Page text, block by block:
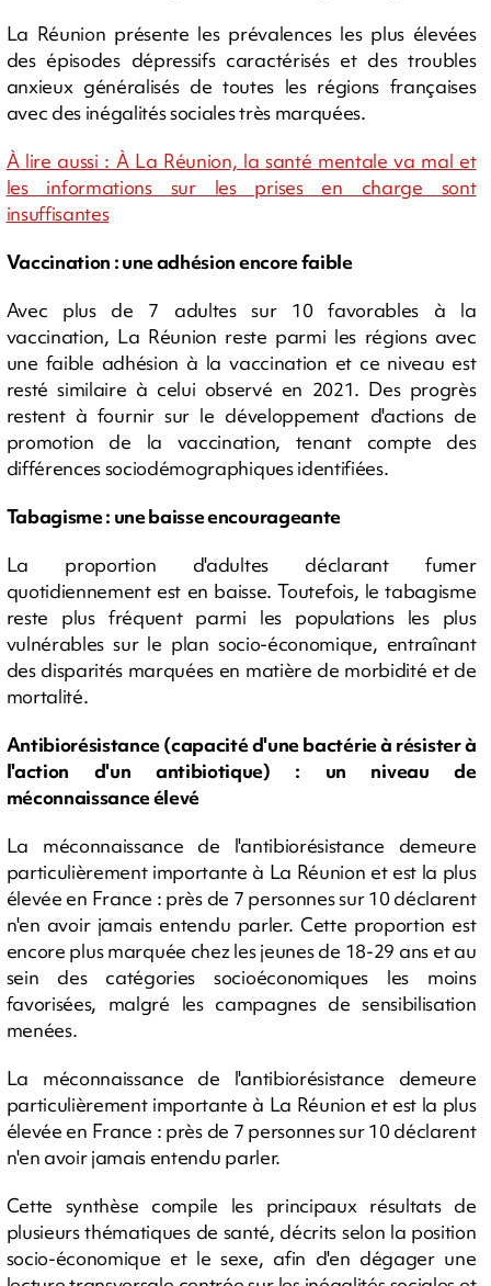
La Réunion présente les prévalences les plus élevées
des épisodes dépressifs caractérisés et des troubles
anxieux généralisés de toutes les régions françaises
avec des inégalités sociales très marquées.
À lire aussi : À La Réunion, la santé mentale va mal et
les informations sur les prises en charge sont
insuffisantes
Vaccination : une adhésion encore faible
Avec plus de 7 adultes sur 10 favorables à la
vaccination, La Réunion reste parmi les régions avec
une faible adhésion à la vaccination et ce niveau est
resté similaire à celui observé en 2021. Des progrès
restent à fournir sur le développement d'actions de
promotion de la vaccination, tenant compte des
différences sociodémographiques identifiées.
Tabagisme : une baisse encourageante
La proportion d'adultes déclarant fumer
quotidiennement est en baisse. Toutefois, le tabagisme
reste plus fréquent parmi les populations les plus
vulnérables sur le plan socio-économique, entraînant
des disparités marquées en matière de morbidité et de
mortalité.
Antibiorésistance (capacité d'une bactérie à résister à
l'action d'un antibiotique) : un niveau de
méconnaissance élevé
La méconnaissance de l'antibiorésistance demeure
particulièrement importante à La Réunion et est la plus
élevée en France : près de 7 personnes sur 10 déclarent
n'en avoir jamais entendu parler. Cette proportion est
encore plus marquée chez les jeunes de 18-29 ans et au
sein des catégories socioéconomiques les moins
favorisées, malgré les campagnes de sensibilisation
menées.
La méconnaissance de l'antibiorésistance demeure
particulièrement importante à La Réunion et est la plus
élevée en France : près de 7 personnes sur 10 déclarent
n'en avoir jamais entendu parler.
Cette synthèse compile les principaux résultats de
plusieurs thématiques de santé, décrits selon la position
socio-économique et le sexe, afin d'en dégager une